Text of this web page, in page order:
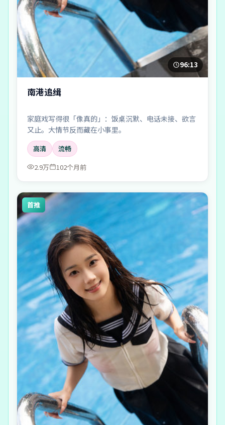
96:13
南港追缉
家庭戏写得很「像真的」：饭桌沉默、电话未接、欲言
又止。大情节反而藏在小事里。
高清
流畅
2.9万
102个月前
首推